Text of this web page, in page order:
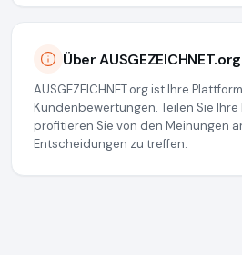
Über AUSGEZEICHNET.org
AUSGEZEICHNET.org ist Ihre
Kundenbewertungen. Teilen Sie
profitieren Sie von den Meinungen
Entscheidungen zu treffen.